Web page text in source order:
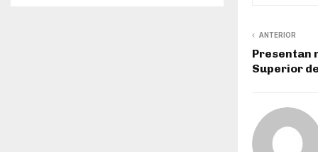
ANTERIOR
Presentan
Superior